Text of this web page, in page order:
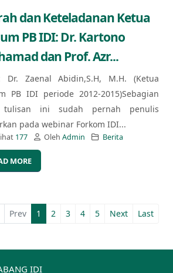
dan Keteladanan Ketua
PB IDI: Dr. Kartono
dan Prof. Azr...
Dr. Zaenal Abidin,S.H, M.H. (Ketua
PB IDI periode 2012-2015)Sebagian
ini sudah pernah penulis
pada webinar Forkom IDI...
177 Oleh Admin Berita
MORE
Prev 1 2 3 4 5 Next Last
IDI